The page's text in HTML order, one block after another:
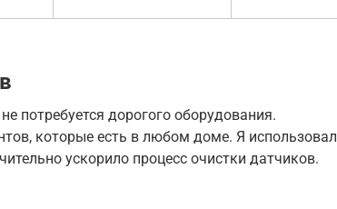
потребуется дорогого оборудования.
которые есть в любом доме. Я использовал
ускорило процесс очистки датчиков.